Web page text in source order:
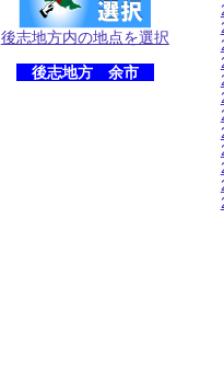
後志地方内の地点を選択
後志地方 余市